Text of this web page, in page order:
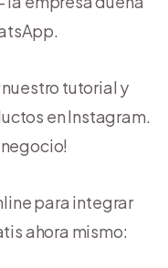
tutorial y
en Instagram.
para integrar
ahora mismo: